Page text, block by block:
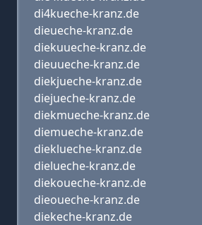
di4kueche-kranz.de
dieueche-kranz.de
diekuueche-kranz.de
dieuueche-kranz.de
diekjueche-kranz.de
diejueche-kranz.de
diekmueche-kranz.de
diemueche-kranz.de
dieklueche-kranz.de
dielueche-kranz.de
diekoueche-kranz.de
dieoueche-kranz.de
diekeche-kranz.de